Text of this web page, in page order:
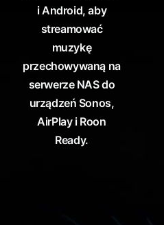
i Android, aby
streamować
muzykę
przechowywaną na
serwerze NAS do
urządzeń Sonos,
AirPlay i Roon
Ready.